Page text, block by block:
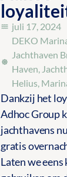
juli 17, 2024
DEKO
Jachthaven
Haven,
Helius,
Dankzij het
Adhoc Group
jachthavens
gratis
Laten we